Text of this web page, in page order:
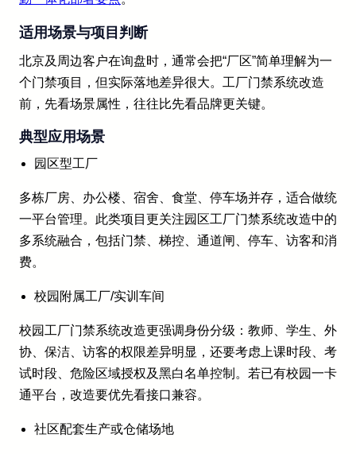
适用场景与项目判断
北京及周边客户在询盘时，通常会把“厂区”简单理解为一
个门禁项目，但实际落地差异很大。工厂门禁系统改造
前，先看场景属性，往往比先看品牌更关键。
典型应用场景
园区型工厂
多栋厂房、办公楼、宿舍、食堂、停车场并存，适合做统
一平台管理。此类项目更关注园区工厂门禁系统改造中的
多系统融合，包括门禁、梯控、通道闸、停车、访客和消
费。
校园附属工厂/实训车间
校园工厂门禁系统改造更强调身份分级：教师、学生、外
协、保洁、访客的权限差异明显，还要考虑上课时段、考
试时段、危险区域授权及黑白名单控制。若已有校园一卡
通平台，改造要优先看接口兼容。
社区配套生产或仓储场地